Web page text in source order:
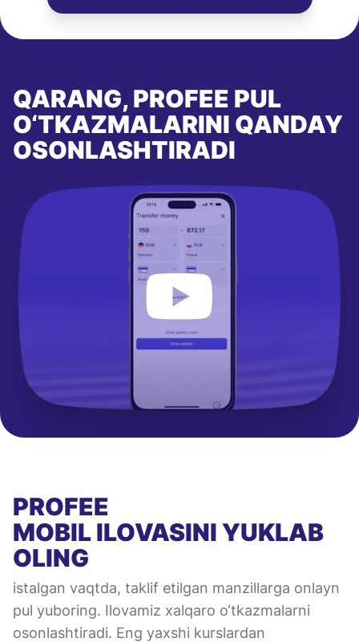
QARANG, PROFEE PUL
O‘TKAZMALARINI QANDAY
OSONLASHTIRADI
PROFEE
MOBIL ILOVASINIYUKLAB
OLING
istalgan vaqtda, taklif etilgan manzillarga onlayn
pul yuboring. Ilovamiz xalqaro o‘tkazmalarni
osonlashtiradi. Eng yaxshi kurslardan